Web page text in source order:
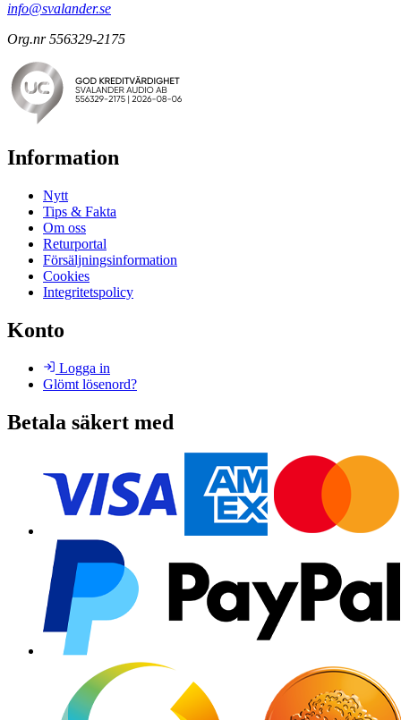
info@svalander.se
Org.nr 556329-2175
Information
Nytt
Tips & Fakta
Om oss
Returportal
Försäljningsinformation
Cookies
Integritetspolicy
Konto
Logga in
Glömt lösenord?
Betala säkert med